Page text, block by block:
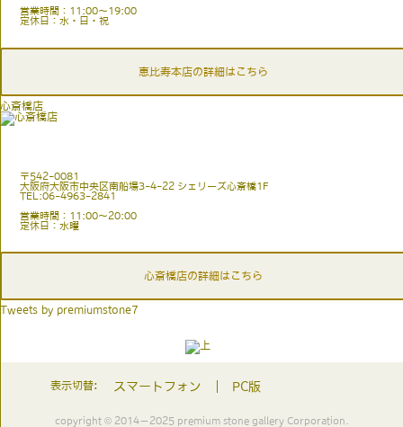
営業時間：11:00〜19:00
定休日：水・日・祝
恵比寿本店の詳細はこちら
心斎橋店
〒542-0081
大阪府大阪市中央区南船場3-4-22 シェリーズ心斎橋1F
TEL:06-4963-2841
営業時間：11:00〜20:00
定休日：水曜
心斎橋店の詳細はこちら
Tweets by premiumstone7
表示切替: スマートフォン PC版
copyright © 2014－2025 premium stone gallery Corporation.